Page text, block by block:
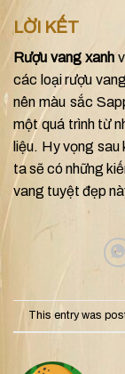
LỜI KẾT
Rượu vang xanh
các loại rượu
nên màu sắc
một quá trình từ
liệu. Hy vọng
ta sẽ có những
vang tuyệt đẹp
This entry was